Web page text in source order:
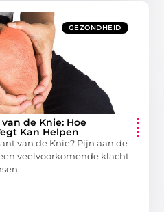
GEZONDHEID
de Knie: Hoe
Kan Helpen
van de Knie? Pijn aan de
veelvoorkomende klacht